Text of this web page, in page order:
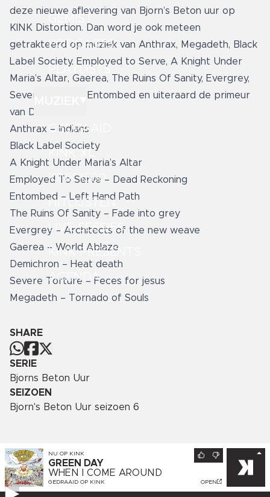
PODCASTS
PLAYLISTS
GEDRAAID
KINK XL
KINK 1500
HITLIJSTEN
LIVE SESSIES
KINK PRESENTS
AGENDA
deze nieuwe aflevering van Bjorn’s Beton uur op
KINK Distortion. Dan word je ook meteen
getrakteerd op muziek van Anthrax, Megadeth, Black
Label Society, Employed to Serve, A Knight Under
Maria’s Altar, Gaerea, The Ruins Of Sanity, Evergrey,
Severe Torture, Entombed en uiteraard de primeur
van Demichron.
Anthrax – Indians
Black Label Society
A Knight Under Maria’s Altar
Employed To Serve – Dead Reckoning
Entombed – Left Hand Path
The Ruins Of Sanity – Fade into grey
Evergrey – Architects of the new weave
Gaerea – World Ablaze
Demichron – Heat death
Severe Torture – Feces for jesus
Megadeth – Tornado of Souls
SHARE
SERIE
Bjorns Beton Uur
SEIZOEN
Bjorn's Beton Uur seizoen 6
NU OP KINK
GREEN DAY
WHEN I COME AROUND
GEDRAAID OP KINK OPEN